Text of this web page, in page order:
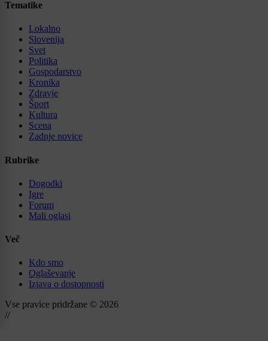
Tematike
Lokalno
Slovenija
Svet
Politika
Gospodarstvo
Kronika
Zdravje
Šport
Kultura
Scena
Zadnje novice
Rubrike
Dogodki
Igre
Forum
Mali oglasi
Več
Kdo smo
Oglaševanje
Izjava o dostopnosti
Vse pravice pridržane © 2026
//